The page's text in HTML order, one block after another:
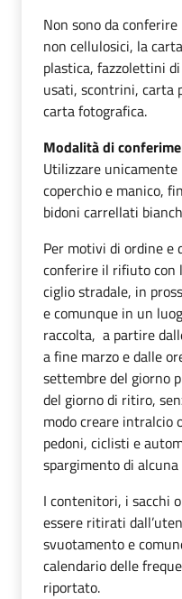
Non sono da
non cellulosici, la
plastica, fazzolettini
usati, scontrini, carta
carta fotografica.
Modalità di
Utilizzare
coperchio e manico,
bidoni carrellati
Per motivi di ordine e
conferire il rifiuto con
ciglio stradale, in
e comunque in un
raccolta, a partire
a fine marzo e dalle
settembre del giorno
del giorno di ritiro,
modo creare intralcio
pedoni, ciclisti e
spargimento di
I contenitori, i sacchi
essere ritirati
svuotamento e
calendario delle
riportato.